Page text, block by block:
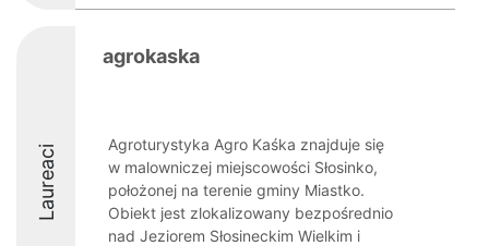
Laureaci
agrokaska
Agroturystyka Agro Kaśka znajduje się
w malowniczej miejscowości Słosinko,
położonej na terenie gminy Miastko.
Obiekt jest zlokalizowany bezpośrednio
nad Jeziorem Słosineckim Wielkim i